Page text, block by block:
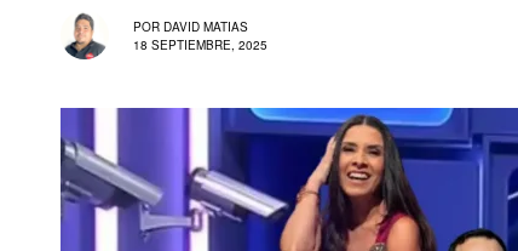
POR DAVID MATIAS
18 SEPTIEMBRE, 2025